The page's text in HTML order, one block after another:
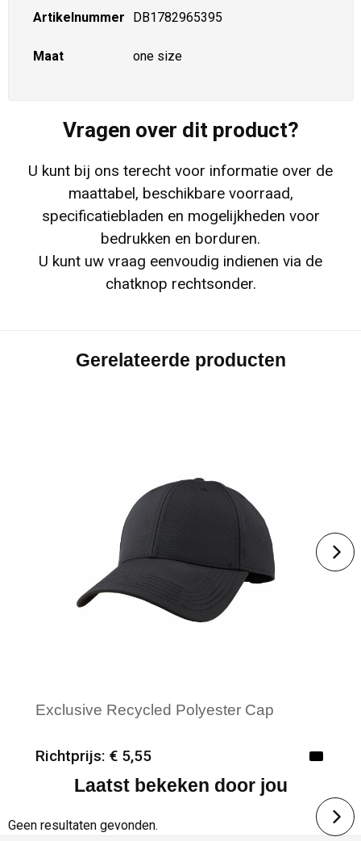
Artikelnummer DB1782965395
Maat one size
Vragen over dit product?
U kunt bij ons terecht voor informatie over de
maattabel, beschikbare voorraad,
specificatiebladen en mogelijkheden voor
bedrukken en borduren.
U kunt uw vraag eenvoudig indienen via de
chatknop rechtsonder.
Gerelateerde producten
Exclusive Recycled Polyester Cap
Richtprijs: € 5,55
Minimale afname: 25
Laatst bekeken door jou
Geen resultaten gevonden.